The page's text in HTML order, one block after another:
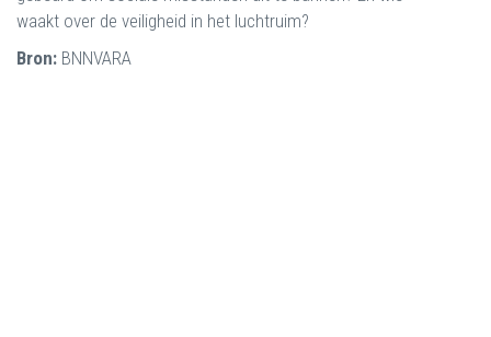
waakt over de veiligheid in het luchtruim?
Bron: BNNVARA